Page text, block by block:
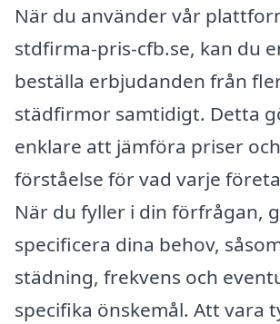
När du använder vår
stdfirma-pris-cfb.se, kan du
beställa erbjudanden från
städfirmor samtidigt. Detta
enklare att jämföra priser
förståelse för vad varje
När du fyller i din förfrågan,
specificera dina behov,
städning, frekvens och
specifika önskemål. Att vara